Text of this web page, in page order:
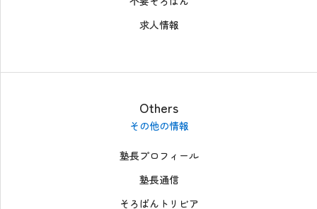
求人情報
Others
その他の情報
塾長プロフィール
塾長通信
そろばんトリビア